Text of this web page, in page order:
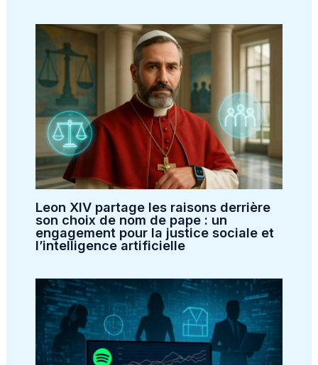
Leon XIV partage les raisons derrière
son choix de nom de pape : un
engagement pour la justice sociale et
l’intelligence artificielle